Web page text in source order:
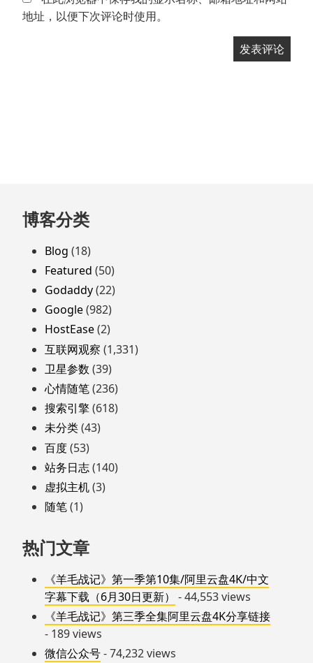
地址，以便下次评论时使用。
跳
至
页
脚
博客分类
Blog (18)
Featured (50)
Godaddy(22)
Google(982)
HostEase(2)
互联网观察 (1,331)
卫星参数 (39)
心情随笔(236)
搜索引擎(618)
未分类(43)
百度(53)
站务日志(140)
虚拟主机(3)
随笔(1)
热门文章
《羊毛战记》第一季第10集/阿里云盘4K/中文
字幕下载（6月30日更新）
- 44,553 views
《羊毛战记》第三季全集阿里云盘4K分享链接
- 189 views
微信公众号- 74,232 views